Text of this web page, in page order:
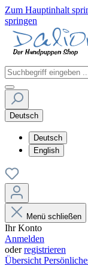
Zum Hauptinhalt
springen
Deutsch
Deutsch
English
Menü schließen
Ihr Konto
Anmelden
oderregistrieren
Übersicht